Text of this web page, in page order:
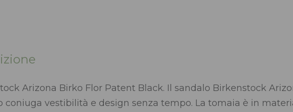
Arizona Birko Flor Patent Black. Il sandalo Birkenstock
coniuga vestibilità e design senza tempo. La tomaia è in